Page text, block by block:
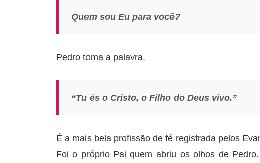
Quem sou Eu para você?
Pedro toma a palavra.
“Tu és o Cristo, o Filho do Deus vivo.”
É a mais bela profissão de fé registrada pelos
Foi o próprio Pai quem abriu os olhos de